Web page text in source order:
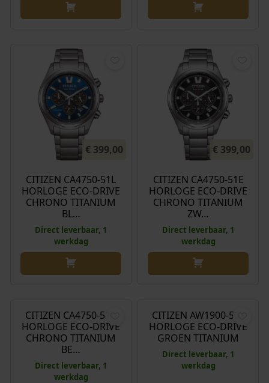
€ 399,00
CITIZEN CA4750-51L
HORLOGE ECO-DRIVE
CHRONO TITANIUM
BL…
Direct leverbaar, 1
werkdag
€ 399,00
CITIZEN CA4750-51E
HORLOGE ECO-DRIVE
CHRONO TITANIUM
ZW…
Direct leverbaar, 1
werkdag
CITIZEN CA4750-51A
HORLOGE ECO-DRIVE
CHRONO TITANIUM
BE…
Direct leverbaar, 1
werkdag
CITIZEN AW1900-50X
HORLOGE ECO-DRIVE
GROEN TITANIUM
Direct leverbaar, 1
werkdag